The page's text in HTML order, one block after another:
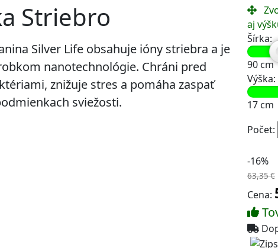
Striebro
Silver Life obsahuje ióny striebra a je
nanotechnológie. Chráni pred
znižuje stres a pomáha zaspať
sviežosti.
aj
Šírka:
90 cm
Výška:
17 cm
Počet:
-16%
63,35 €
Cena: